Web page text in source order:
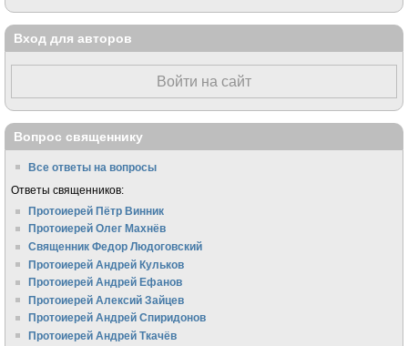
Вход для авторов
Войти на сайт
Вопрос священнику
Все ответы на вопросы
Ответы священников:
Протоиерей Пётр Винник
Протоиерей Олег Махнёв
Священник Федор Людоговский
Протоиерей Андрей Кульков
Протоиерей Андрей Ефанов
Протоиерей Алексий Зайцев
Протоиерей Андрей Спиридонов
Протоиерей Андрей Ткачёв